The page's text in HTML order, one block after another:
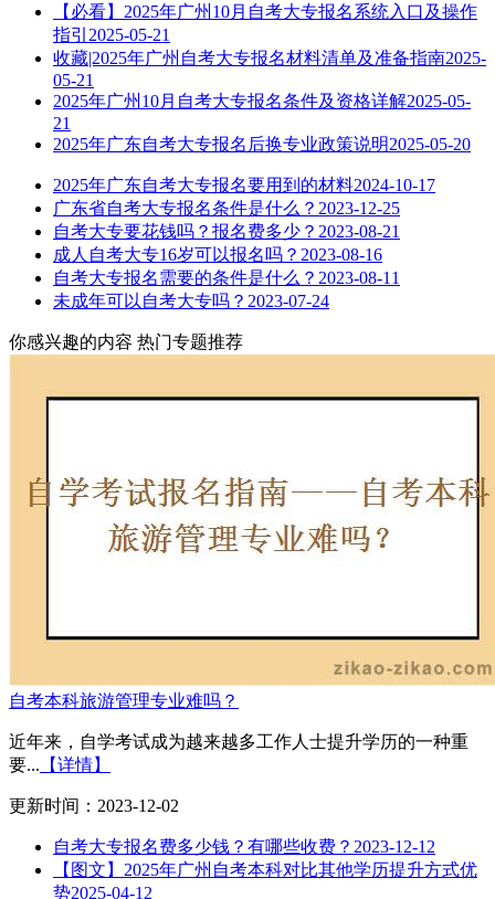
【必看】2025年广州10月自考大专报名系统入口及操作
指引 2025-05-21
收藏|2025年广州自考大专报名材料清单及准备指南2025-
05-21
2025年广州10月自考大专报名条件及资格详解2025-05-
21
2025年广东自考大专报名后换专业政策说明2025-05-20
2025年广东自考大专报名要用到的材料2024-10-17
广东省自考大专报名条件是什么？ 2023-12-25
自考大专要花钱吗？报名费多少？ 2023-08-21
成人自考大专16岁可以报名吗？ 2023-08-16
自考大专报名需要的条件是什么？ 2023-08-11
未成年可以自考大专吗？ 2023-07-24
你感兴趣的内容 热门专题推荐
自考本科旅游管理专业难吗？
近年来，自学考试成为越来越多工作人士提升学历的一种重
要... 【详情】
更新时间：2023-12-02
自考大专报名费多少钱？有哪些收费？ 2023-12-12
【图文】2025年广州自考本科对比其他学历提升方式优
势2025-04-12